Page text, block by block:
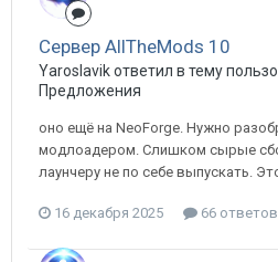
Сервер AllTheMods 10
Yaroslavik ответил в тему
Предложения
оно ещё на NeoForge. Нужно
модлоадером. Слишком сырые
лаунчеру не по себе выпускать.
16 декабря 2025 66 ответов